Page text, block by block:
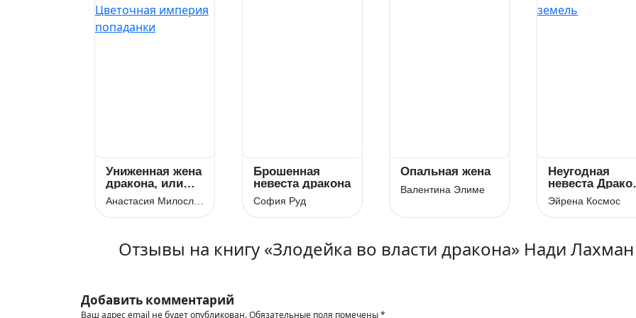
Униженная жена
дракона, или
Цветочная
империя
попаданки
Анастасия Милославская
Брошенная
невеста дракона
София Руд
Опальная жена
Валентина Элиме
Неугодная
невеста
проклятых
земель
Эйрена Космос
Отзывы на книгу «Злодейка во власти дракона» Нади Лахман
Добавить комментарий
Ваш адрес email не будет опубликован.Обязательные поля помечены*